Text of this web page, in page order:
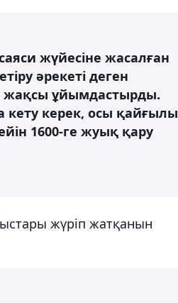
жүйесіне жасалған
әрекеті деген
жақсы ұйымдастырды.
кету керек, осы қайғылы
1600-ге жуық қару
жүріп жатқанын